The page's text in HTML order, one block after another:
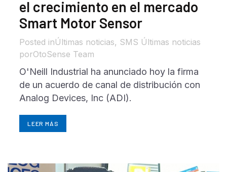
el crecimiento en el mercado
Smart Motor Sensor
inÚltimas noticias, SMS Últimas noticias
porOtoSense Team
O'Neill Industrial ha anunciado hoy la firma
de un acuerdo de canal de distribución con
Analog Devices, Inc (ADI).
LEER MÁS